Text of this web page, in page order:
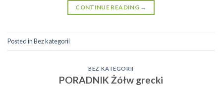
CONTINUE READING →
Posted inBez kategorii
BEZ KATEGORII
PORADNIK Żółw grecki